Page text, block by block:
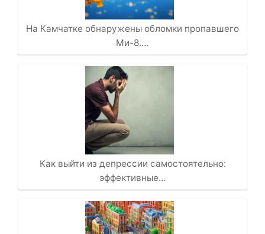
На Камчатке обнаружены обломки пропавшего
Ми-8.…
Как выйти из депрессии самостоятельно:
эффективные…